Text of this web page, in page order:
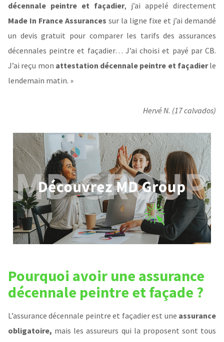
décennale peintre et façadier, j’ai appelé directement
Made In France Assurances sur la ligne fixe et j’ai demandé
un devis gratuit pour comparer les tarifs des assurances
décennales peintre et façadier… J’ai choisi et payé par CB.
J’ai reçu mon attestation décennale peintre et façadierle
lendemain matin. »
Hervé N. (17 calvados)
Pourquoi avoir une assurance
décennale peintre et façade ?
L’assurance décennale peintre et façadier est une assurance
obligatoire, mais les assureurs qui la proposent sont tous